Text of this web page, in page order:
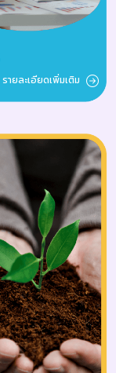
รายละเอียดเพิ่มเติม